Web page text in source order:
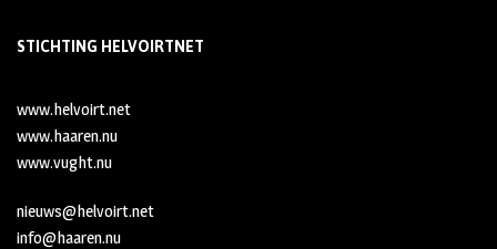
STICHTING HELVOIRTNET
www.helvoirt.net
www.haaren.nu
www.vught.nu
nieuws@helvoirt.net
info@haaren.nu